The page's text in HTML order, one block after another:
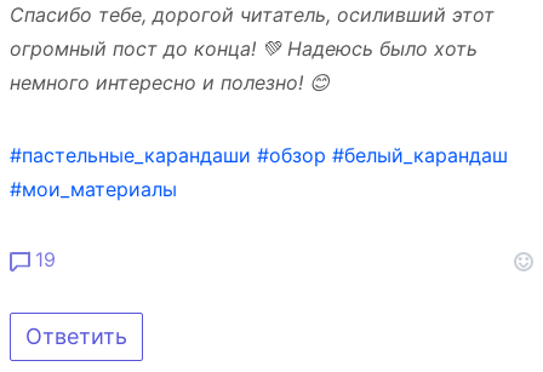
Спасибо тебе, дорогой читатель, осиливший этот
огромный пост до конца! 💚 Надеюсь было хоть
немного интересно и полезно! 😊
#пастельные_карандаши #обзор #белый_карандаш
#мои_материалы
19
Ответить